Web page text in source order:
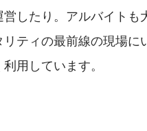
したり。アルバイト
ティの最前線の現場
用しています。